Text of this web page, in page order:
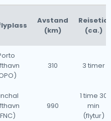
Avstand
(km)
Reisetid
(ca.)
310 3 timer
990
1 time 30
min
(flytur)